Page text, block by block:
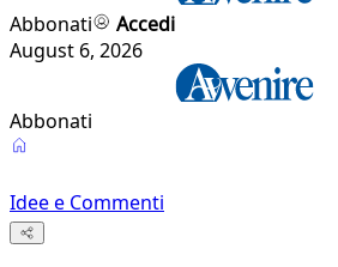
Abbonati
Accedi
August 6, 2026
Abbonati
Idee e Commenti